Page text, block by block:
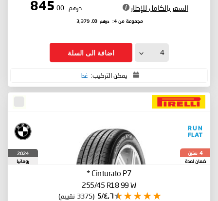
السعر بالكامل للإطار درهم 845
.00
مجموعة من 4: درهم 3,379
.00
اضافة الى السلة
يمكن التركيب: غدا
4 سنين
ضمان لمدة
2024
رومانيا
Cinturato P7
*
255/45 R18 99 W
٤٫٦/5 (3375 تقييم)